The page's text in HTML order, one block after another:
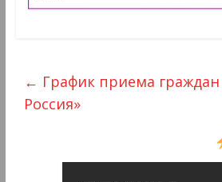
← График приема
Россия»